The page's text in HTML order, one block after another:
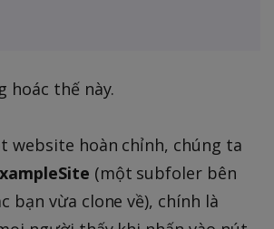
hoác thế này.
website hoàn chỉnh, chúng ta
(một subfoler bên
bạn vừa clone về), chính là